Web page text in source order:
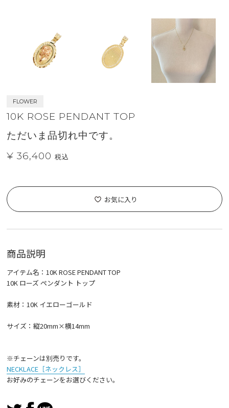
FLOWER
10K ROSE PENDANT TOP
ただいま品切れ中です。
¥ 36,400税込
お気に入り
商品説明
アイテム名：10K ROSE PENDANT TOP
10K ローズ ペンダント トップ
素材：10K イエローゴールド
サイズ：縦20mm×横14mm
※チェーンは別売りです。
NECKLACE［ネックレス］
お好みのチェーンをお選びください。